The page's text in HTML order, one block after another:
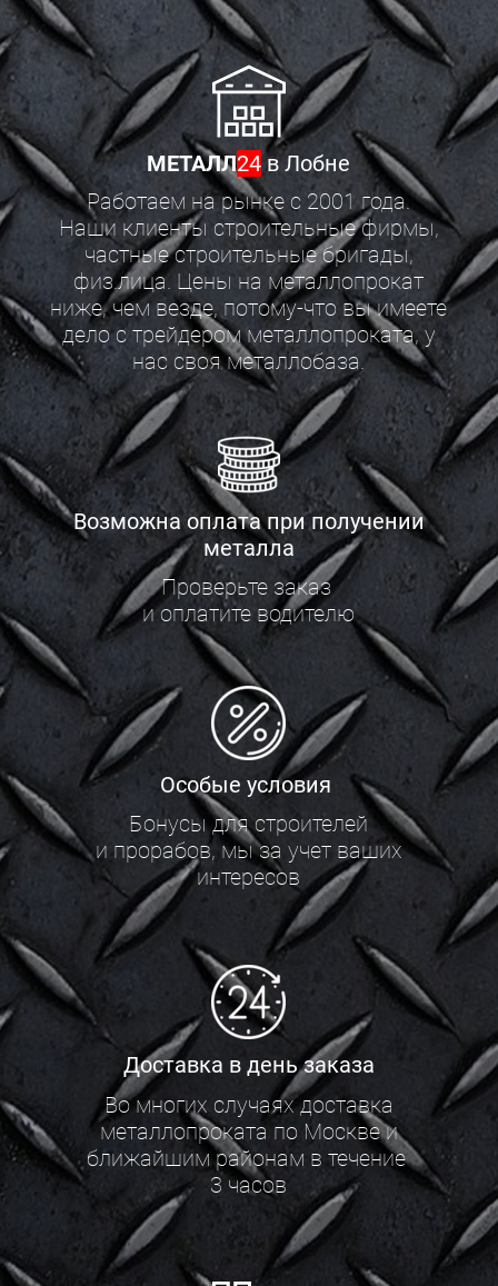
МЕТАЛЛ24 в Лобне
Работаем на рынке с 2001 года.
Наши клиенты строительные фирмы,
частные строительные бригады,
физ.лица. Цены на металлопрокат
ниже, чем везде, потому-что вы имеете
дело с трейдером металлопроката, у
нас своя металлобаза.
Возможна оплата при получении
металла
Проверьте заказ
и оплатите водителю
Особые условия
Бонусы для строителей
и прорабов, мы за учет ваших
интересов
Доставка в день заказа
Во многих случаях доставка
металлопроката по Москве и
ближайшим районам в течение
3 часов